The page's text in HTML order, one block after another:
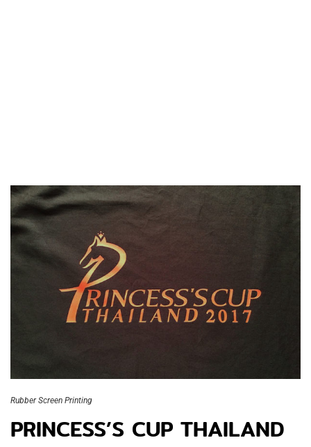
Rubber Screen Printing
PRINCESS’S CUP THAILAND